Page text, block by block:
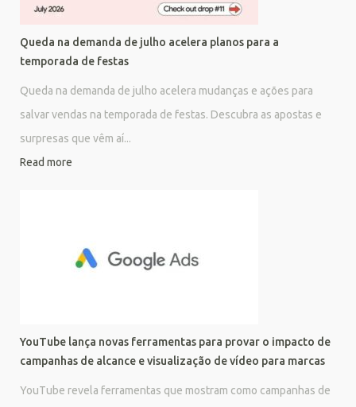
Queda na demanda de julho acelera planos para a
temporada de festas
Queda na demanda de julho acelera mudanças e ações para
salvar vendas na temporada de festas. Descubra as apostas e
surpresas que vêm aí...
Read more
YouTube lança novas ferramentas para provar o impacto de
campanhas de alcance e visualização de vídeo para marcas
YouTube revela ferramentas que mostram como campanhas de